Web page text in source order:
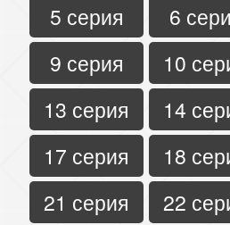
5 серия
6
9 серия
10
13 серия
14
17 серия
18
21 серия
22